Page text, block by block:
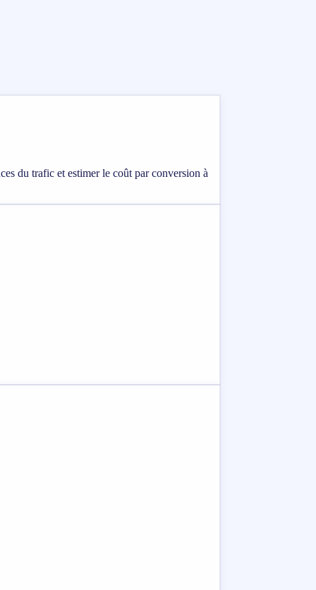
du trafic et estimer le coût par conversion à